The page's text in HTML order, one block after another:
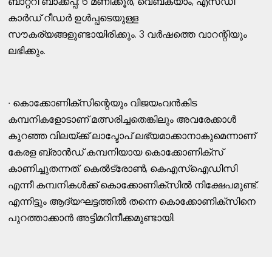
കാർഡ് റീഡർ ഉൾപ്പടെയുള്ള
സൗകര്യങ്ങളുണ്ടായിരിക്കും. 3 വർഷത്തെ വാറന്റിയും
ലഭിക്കും.
∙ കൊക്കോണിക്സിന്റെയും വിജയംവൻകിട
കമ്പനികളോടാണ് മത്സരിച്ചതെങ്കിലും അവരേക്കാൾ
കുറഞ്ഞ വിലയ്ക്ക് ലാപ്ടോപ് ലഭ്യമാക്കാനാകുമെന്നാണ്
കേരള ബ്രാൻഡ് കമ്പനിയായ കൊക്കോണിക്സ്
കാണിച്ചുതന്നത്. കെൽട്രോൺ, കെഎസ്ഐഡിസി
എന്നീ കമ്പനികൾക്ക് കൊക്കോണിക്സിൽ നിക്ഷേപമുണ്ട്.
എന്നിട്ടും ആദ്യഘട്ടത്തിൽ തന്നെ കൊക്കോണിക്സിനെ
പുറത്താക്കാൻ അട്ടിമറിനീക്കമുണ്ടായി.